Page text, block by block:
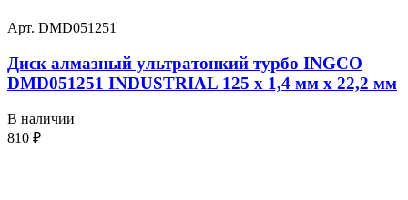
Арт. DMD051251
Диск алмазный ультратонкий турбо INGCO
DMD051251 INDUSTRIAL 125 х 1,4 мм x 22,2 мм
В наличии
810 ₽